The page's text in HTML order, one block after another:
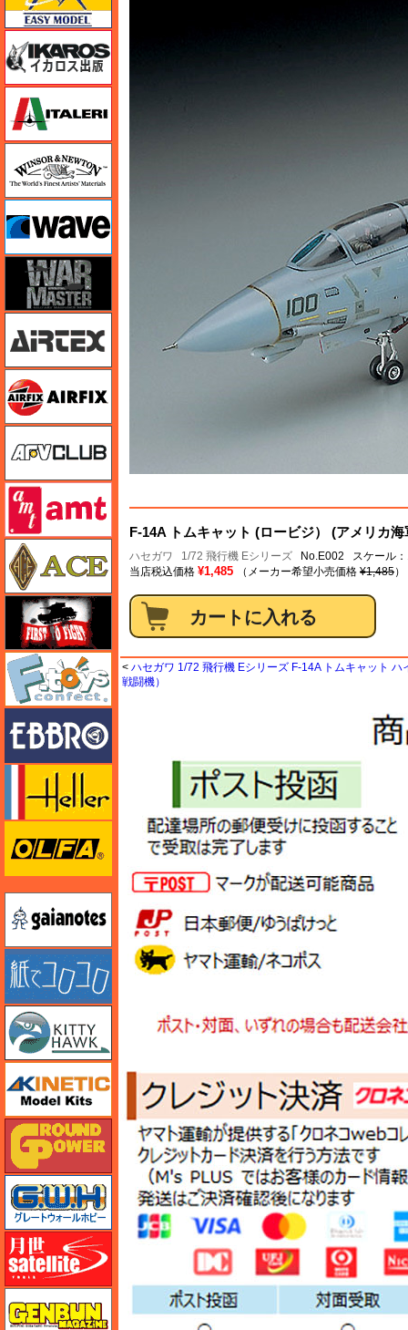
F-14A トムキャット (ロービジ） (アメリカ
ハセガワ 1/72 飛行機 Eシリーズ No.E002 スケール
当店税込価格 ¥1,485 （メーカー希望小売価格 ¥1,485）
< ハセガワ 1/72 飛行機 Eシリーズ F-14A トムキャット ハ
戦闘機）
FTF
エフトイズ
オルファ
紙でコロコロ
キティホーク
キネテック
ガリレオ出版 グランドパワー
グレートウォールホビー
月世 サテライトツールス
ゲンブンマガジン